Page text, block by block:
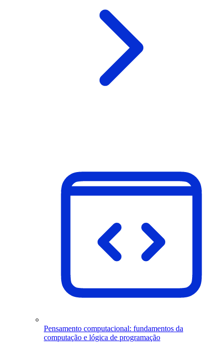
Pensamento computacional: fundamentos da
computação e lógica de programação